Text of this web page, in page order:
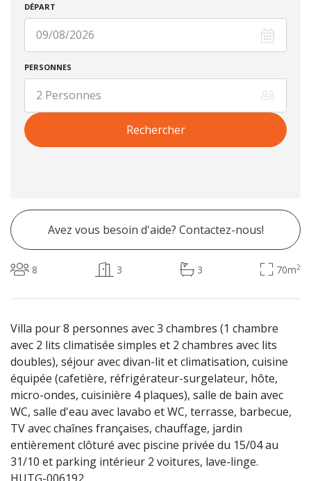
DÉPART
PERSONNES
Avez vous besoin d'aide? Contactez-nous!
8 3 3 70m2
Villa pour 8 personnes avec 3 chambres (1 chambre
avec 2 lits climatisée simples et 2 chambres avec lits
doubles), séjour avec divan-lit et climatisation, cuisine
équipée (cafetière, réfrigérateur-surgelateur, hôte,
micro-ondes, cuisinière 4 plaques), salle de bain avec
WC, salle d'eau avec lavabo et WC, terrasse, barbecue,
TV avec chaînes françaises, chauffage, jardin
entièrement clôturé avec piscine privée du 15/04 au
31/10 et parking intérieur 2 voitures, lave-linge.